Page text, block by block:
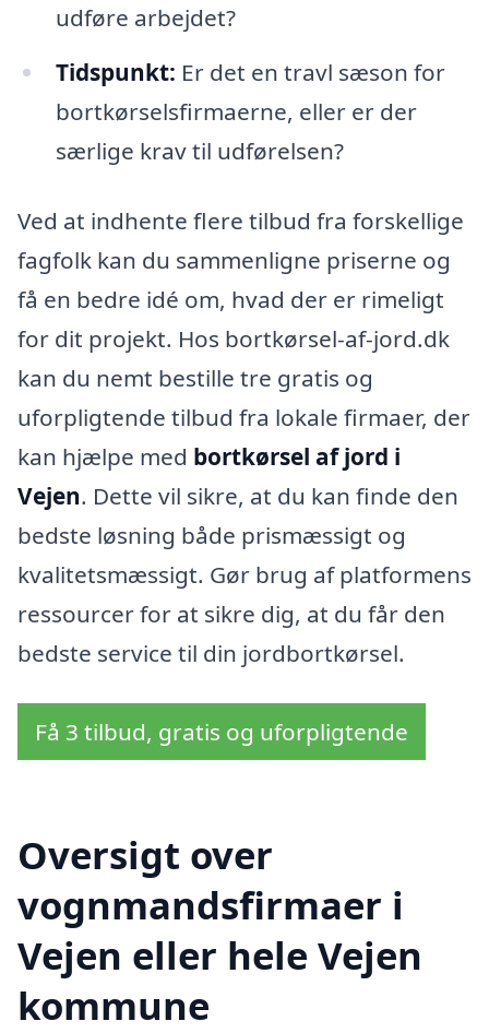
udføre arbejdet?
Tidspunkt: Er det en travl sæson for
bortkørselsfirmaerne, eller er der
særlige krav til udførelsen?
Ved at indhente flere tilbud fra forskellige
fagfolk kan du sammenligne priserne og
få en bedre idé om, hvad der er rimeligt
for dit projekt. Hos bortkørsel-af-jord.dk
kan du nemt bestille tre gratis og
uforpligtende tilbud fra lokale firmaer, der
kan hjælpe med bortkørsel af jord i
Vejen. Dette vil sikre, at du kan finde den
bedste løsning både prismæssigt og
kvalitetsmæssigt. Gør brug af platformens
ressourcer for at sikre dig, at du får den
bedste service til din jordbortkørsel.
Få 3 tilbud, gratis og uforpligtende
Oversigt over
vognmandsfirmaer i
Vejen eller hele Vejen
kommune